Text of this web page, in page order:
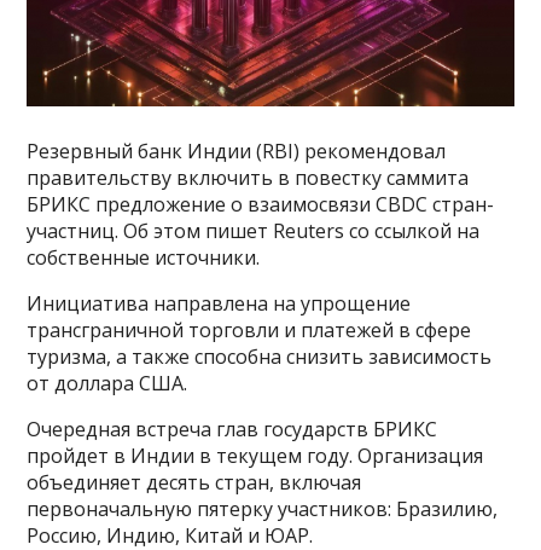
Резервный банк Индии (RBI) рекомендовал
правительству включить в повестку саммита
БРИКС предложение о взаимосвязи CBDC стран-
участниц. Об этом пишет Reuters со ссылкой на
собственные источники.
Инициатива направлена на упрощение
трансграничной торговли и платежей в сфере
туризма, а также способна снизить зависимость
от доллара США.
Очередная встреча глав государств БРИКС
пройдет в Индии в текущем году. Организация
объединяет десять стран, включая
первоначальную пятерку участников: Бразилию,
Россию, Индию, Китай и ЮАР.